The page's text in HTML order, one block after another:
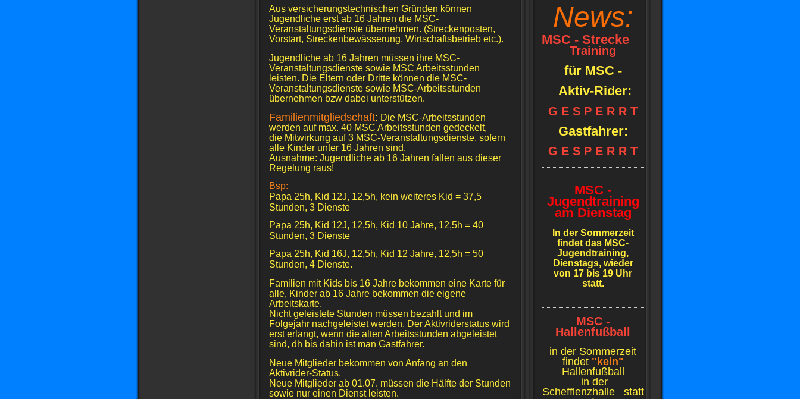
Aus versicherungstechnischen Gründen können
Jugendliche erst ab 16 Jahren die MSC-
Veranstaltungsdienste übernehmen. (Streckenposten,
Vorstart, Streckenbewässerung, Wirtschaftsbetrieb etc.).
Jugendliche ab 16 Jahren müssen ihre MSC-
Veranstaltungsdienste sowie MSC Arbeitsstunden
leisten. Die Eltern oder Dritte können die MSC-
Veranstaltungsdienste sowie MSC-Arbeitsstunden
übernehmen bzw dabei unterstützen.
Familienmitgliedschaft: Die MSC-Arbeitsstunden
werden auf max. 40 MSC Arbeitsstunden gedeckelt,
die Mitwirkung auf 3 MSC-Veranstaltungsdienste, sofern
alle Kinder unter 16 Jahren sind.
Ausnahme: Jugendliche ab 16 Jahren fallen aus dieser
Regelung raus!
Bsp:
Papa 25h, Kid 12J, 12,5h, kein weiteres Kid = 37,5
Stunden, 3 Dienste
Papa 25h, Kid 12J, 12,5h, Kid 10 Jahre, 12,5h = 40
Stunden, 3 Dienste
Papa 25h, Kid 16J, 12,5h, Kid 12 Jahre, 12,5h = 50
Stunden, 4 Dienste.
Familien mit Kids bis 16 Jahre bekommen eine Karte für
alle, Kinder ab 16 Jahre bekommen die eigene
Arbeitskarte.
Nicht geleistete Stunden müssen bezahlt und im
Folgejahr nachgeleistet werden. Der Aktivriderstatus wird
erst erlangt, wenn die alten Arbeitsstunden abgeleistet
sind, dh bis dahin ist man Gastfahrer.
Neue Mitglieder bekommen von Anfang an den
Aktivrider-Status.
Neue Mitglieder ab 01.07. müssen die Hälfte der Stunden
sowie nur einen Dienst leisten.
News:
MSC - Strecke
Training
für MSC -
Aktiv-Rider:
G E S P E R R T
Gastfahrer:
G E S P E R R T
MSC -
Jugendtraining
am Dienstag
In der Sommerzeit
findet das MSC-
Jugendtraining,
Dienstags, wieder
von 17 bis 19 Uhr
statt.
MSC -
Hallenfußball
in der Sommerzeit
findet "kein"
Hallenfußball
in der
Schefflenzhalle
statt